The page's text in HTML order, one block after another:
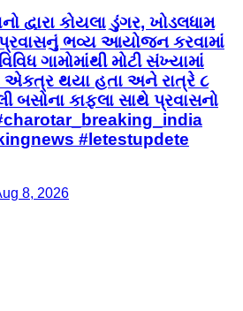
દ્વારા કોયલા ડુંગર, ખોડલધામ
પ્રવાસનું ભવ્ય આયોજન કરવામાં
ગામોમાંથી મોટી સંખ્યામાં
એકત્ર થયા હતા અને રાત્રે ૮
કાફલા સાથે પ્રવાસનો
#charotar_breaking_india
#letestupdete
8, 2026